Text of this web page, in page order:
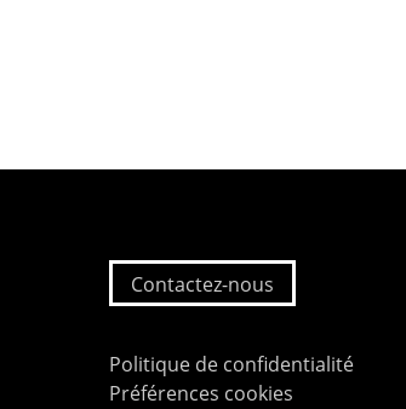
Contactez-nous
Politique de confidentialité
Préférences cookies